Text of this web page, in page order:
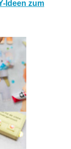
Ideen zum